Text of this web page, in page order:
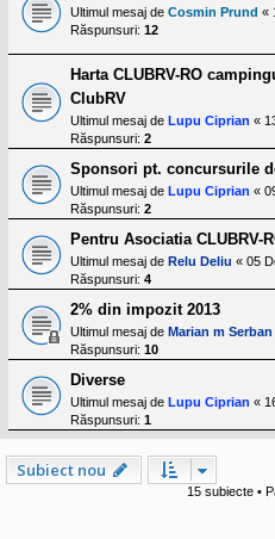
Ultimul mesaj de Cosmin Prund «
Răspunsuri: 12
Harta CLUBRV-RO
ClubRV
Ultimul mesaj de Lupu Ciprian «
Răspunsuri: 2
Sponsori pt. concursurile
Ultimul mesaj de Lupu Ciprian «
Răspunsuri: 2
Pentru Asociatia CLUBRV-
Ultimul mesaj de Relu Deliu « 05
Răspunsuri: 4
2% din impozit 2013
Ultimul mesaj de Marian m Serban
Răspunsuri: 10
Diverse
Ultimul mesaj de Lupu Ciprian «
Răspunsuri: 1
Subiect nou
15 subiecte •